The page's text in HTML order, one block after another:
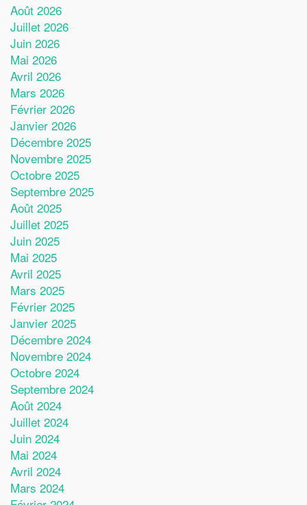
Août 2026
Juillet 2026
Juin 2026
Mai 2026
Avril 2026
Mars 2026
Février 2026
Janvier 2026
Décembre 2025
Novembre 2025
Octobre 2025
Septembre 2025
Août 2025
Juillet 2025
Juin 2025
Mai 2025
Avril 2025
Mars 2025
Février 2025
Janvier 2025
Décembre 2024
Novembre 2024
Octobre 2024
Septembre 2024
Août 2024
Juillet 2024
Juin 2024
Mai 2024
Avril 2024
Mars 2024